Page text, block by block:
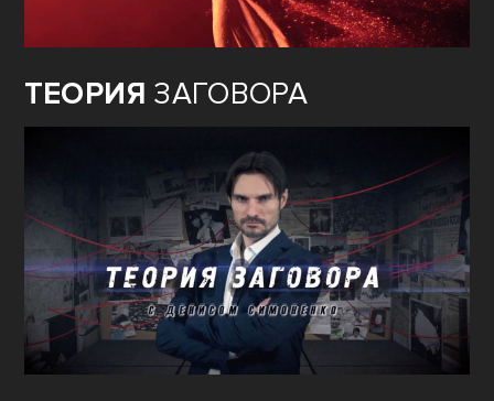
ТЕОРИЯ ЗАГОВОРА